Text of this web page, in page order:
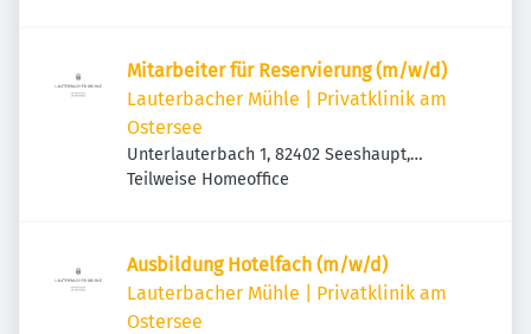
Mitarbeiter für Reservierung (m/w/d)
Lauterbacher Mühle | Privatklinik am
Ostersee
Unterlauterbach 1, 82402 Seeshaupt,
Deutschland
Teilweise Homeoffice
Ausbildung Hotelfach (m/w/d)
Lauterbacher Mühle | Privatklinik am
Ostersee